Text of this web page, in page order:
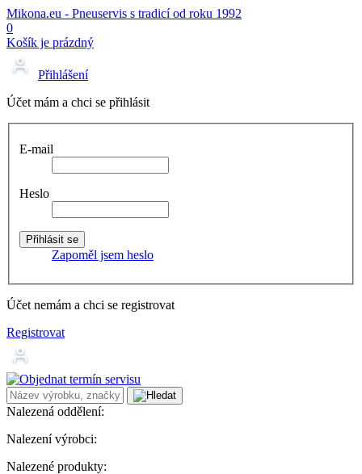
Mikona.eu - Pneuservis s tradicí od roku 1992
0
Košík je prázdný
Přihlášení
Účet mám a chci se přihlásit
E-mail
Heslo
Zapoměl jsem heslo
Účet nemám a chci se registrovat
Registrovat
Nalezená oddělení:
Nalezení výrobci:
Nalezené produkty: